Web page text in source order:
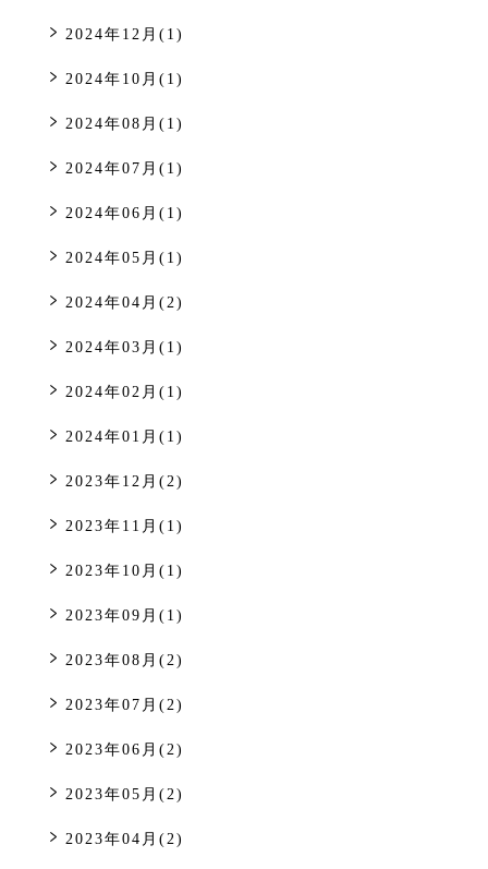
2024年12月(1)
2024年10月(1)
2024年08月(1)
2024年07月(1)
2024年06月(1)
2024年05月(1)
2024年04月(2)
2024年03月(1)
2024年02月(1)
2024年01月(1)
2023年12月(2)
2023年11月(1)
2023年10月(1)
2023年09月(1)
2023年08月(2)
2023年07月(2)
2023年06月(2)
2023年05月(2)
2023年04月(2)